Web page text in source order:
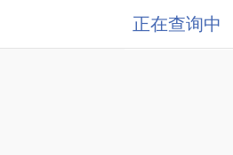
正在查询中